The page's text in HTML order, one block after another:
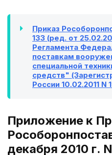
Приказ
133 (ред. от
Регламента
поставкам
специальной
средств"
России 10.02.2011 N
Приложение к
декабря 2010 г. N